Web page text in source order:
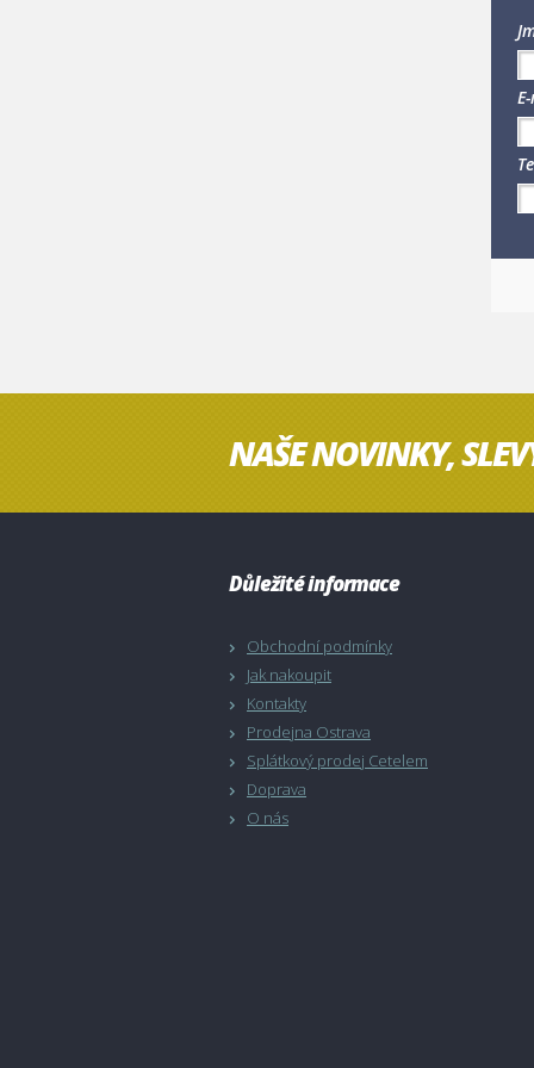
NAŠE NOVINKY,
Důležité informace
Obchodní podmínky
Jak nakoupit
Kontakty
Prodejna Ostrava
Splátkový prodej Cetelem
Doprava
O nás